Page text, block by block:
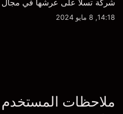
شركة تسلا على عرشها في مجال
14:18, 8 مايو 2024
ملاحظات المستخدم